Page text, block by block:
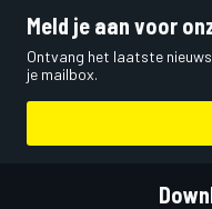
Meld je aan voor
Ontvang het laatste
je mailbox.